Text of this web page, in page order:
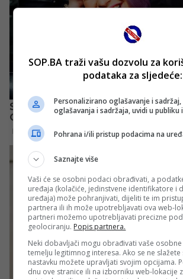
SOP.BA traži vašu dozvolu za
podataka za sljedeće:
Personalizirano oglašavanje i
oglašavanja i sadržaja, uvidi u publiku
Pohrana i/ili pristup podacima na
Saznajte više
Vaši će se osobni podaci obrađivati, a
uređaja (kolačiće, jedinstvene identifikatore i
uređaja) može pohranjivati, dijeliti te im
partnera ili ih može upotrebljavati ova web-
partneri možemo upotrebljavati precizne
geolociranju. Popis partnera.
Neki dobavljači mogu obrađivati vaše
temelju legitimnog interesa. Ako se ne slažete
nastavku možete upravljati svojim opcijama.
dnu ove stranice ili na izborniku web-lokacije